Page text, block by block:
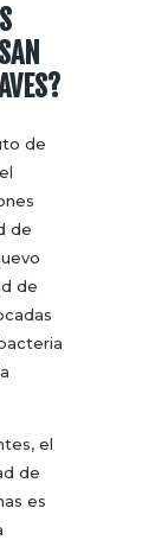
de
de
de
el
de
es